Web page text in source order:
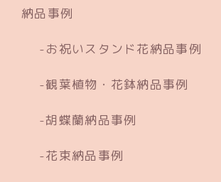
納品事例
お祝いスタンド花納品事例
観葉植物・花鉢納品事例
胡蝶蘭納品事例
花束納品事例